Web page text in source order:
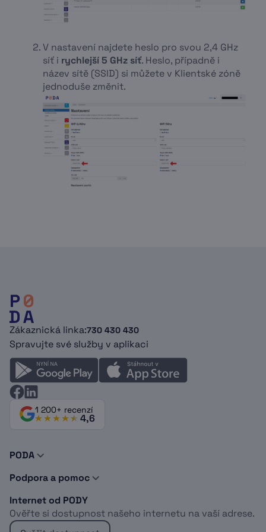
V nastavení najdete heslo pro svou 2,4 GHz
síť i rychlejší 5 GHz síť. Heslo, případně i
název sítě (SSID) si můžete v Klientské zóně
jednoduše změnit.
Zákaznická linka:730 430 430
Spravujte své služby v aplikaci
1 200+ recenzí
4,6
PODA
Novinky a tipy
Doporuč PODU
Dokumenty
Logomanuál
Podpora a pomoc
Podpora
Vyjádření o existenci sítí
Internet od PODY
Ověřte si dostupnost našeho internetu na vaší adrese.